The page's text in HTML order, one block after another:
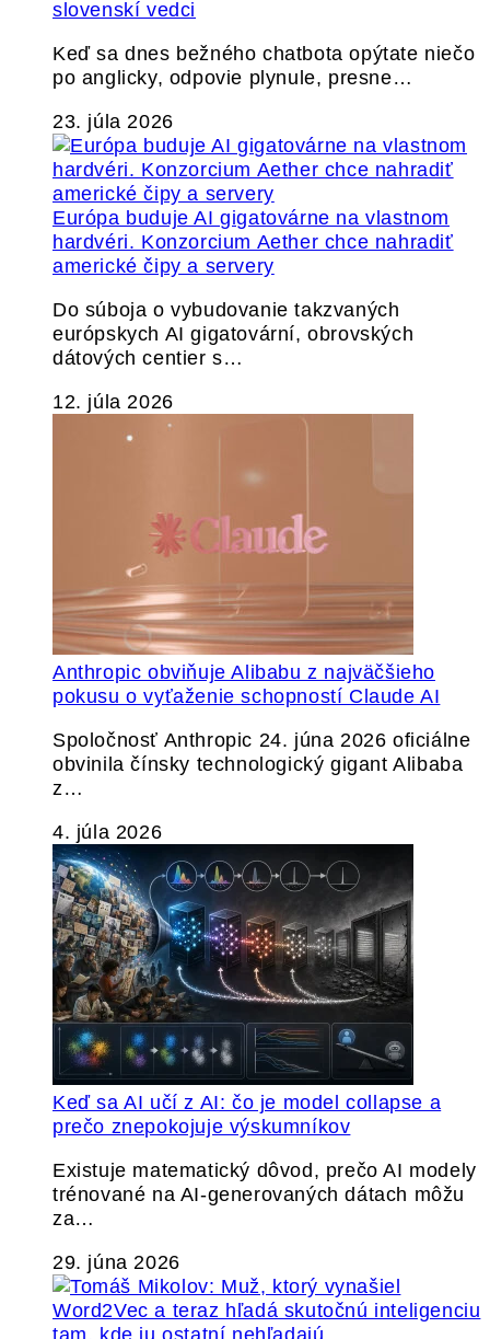
slovenskí vedci
Keď sa dnes bežného chatbota opýtate niečo
po anglicky, odpovie plynule, presne…
23. júla 2026
Európa buduje AI gigatovárne na vlastnom
hardvéri. Konzorcium Aether chce nahradiť
americké čipy a servery
Do súboja o vybudovanie takzvaných
európskych AI gigatovární, obrovských
dátových centier s…
12. júla 2026
Anthropic obviňuje Alibabu z najväčšieho
pokusu o vyťaženie schopností Claude AI
Spoločnosť Anthropic 24. júna 2026 oficiálne
obvinila čínsky technologický gigant Alibaba
z…
4. júla 2026
Keď sa AI učí z AI: čo je model collapse a
prečo znepokojuje výskumníkov
Existuje matematický dôvod, prečo AI modely
trénované na AI-generovaných dátach môžu
za…
29. júna 2026